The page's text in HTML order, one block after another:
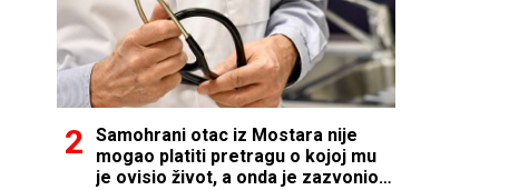
Samohrani otac iz Mostara nije
mogao platiti pretragu o kojoj mu
je ovisio život, a onda je zazvonio